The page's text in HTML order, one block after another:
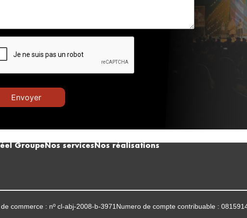
Groupe Nos services Nos réalisations
commerce : nº cl-abj-2008-b-3971 Numero de compte contribuable :